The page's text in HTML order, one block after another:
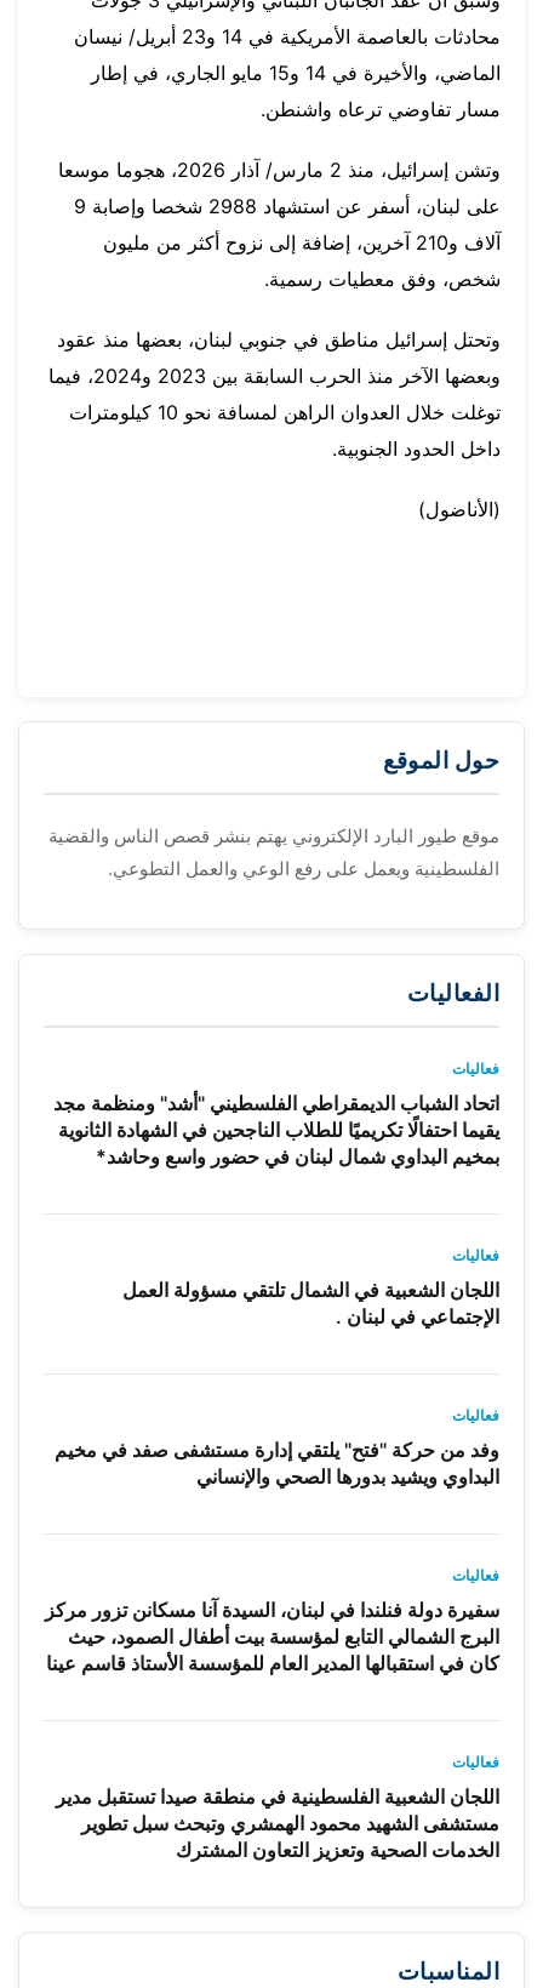
محادثات بالعاصمة الأمريكية في 14 و23 أبريل/ نيسان
الماضي، والأخيرة في 14 و15 مايو الجاري، في إطار
مسار تفاوضي ترعاه واشنطن.
وتشن إسرائيل، منذ 2 مارس/ آذار 2026، هجوما موسعا
على لبنان، أسفر عن استشهاد 2988 شخصا وإصابة 9
آلاف و210 آخرين، إضافة إلى نزوح أكثر من مليون
شخص، وفق معطيات رسمية.
وتحتل إسرائيل مناطق في جنوبي لبنان، بعضها منذ عقود
وبعضها الآخر منذ الحرب السابقة بين 2023 و2024، فيما
توغلت خلال العدوان الراهن لمسافة نحو 10 كيلومترات
داخل الحدود الجنوبية.
(الأناضول)
حول الموقع
موقع طيور البارد الإلكتروني يهتم بنشر قصص الناس والقضية
الفلسطينية ويعمل على رفع الوعي والعمل التطوعي.
الفعاليات
فعاليات
اتحاد الشباب الديمقراطي الفلسطيني "أشد" ومنظمة مجد
يقيما احتفالًا تكريميًا للطلاب الناجحين في الشهادة الثانوية
بمخيم البداوي شمال لبنان في حضور واسع وحاشد*
فعاليات
اللجان الشعبية في الشمال تلتقي مسؤولة العمل
الإجتماعي في لبنان .
فعاليات
وفد من حركة "فتح" يلتقي إدارة مستشفى صفد في مخيم
البداوي ويشيد بدورها الصحي والإنساني
فعاليات
سفيرة دولة فنلندا في لبنان، السيدة آنا مسكانن تزور مركز
البرج الشمالي التابع لمؤسسة بيت أطفال الصمود، حيث
كان في استقبالها المدير العام للمؤسسة الأستاذ قاسم عينا
فعاليات
اللجان الشعبية الفلسطينية في منطقة صيدا تستقبل مدير
مستشفى الشهيد محمود الهمشري وتبحث سبل تطوير
الخدمات الصحية وتعزيز التعاون المشترك
المناسبات